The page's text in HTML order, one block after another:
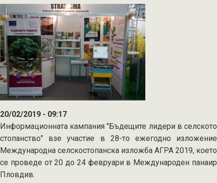
20/02/2019 - 09:17
Информационната кампания "Бъдещите лидери в селското
стопанство" взе участие в 28-то ежегодно изложение
Международна селскостопанска изложба АГРА 2019, което
се проведе от 20 до 24 февруари в Международен панаир
Пловдив.